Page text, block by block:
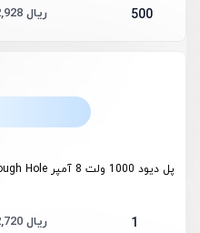
500 422,928 ریال
پل دیود 1000 ولت 8 آمپر Through Hole با پکیج GBU
1 462,720 ریال